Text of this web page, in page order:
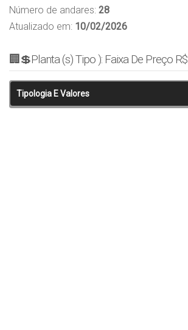
Número de andares: 28
Atualizado em: 10/02/2026
🏢💲Planta (s) Tipo ): Faixa De Preço R$
Tipologia E Valores